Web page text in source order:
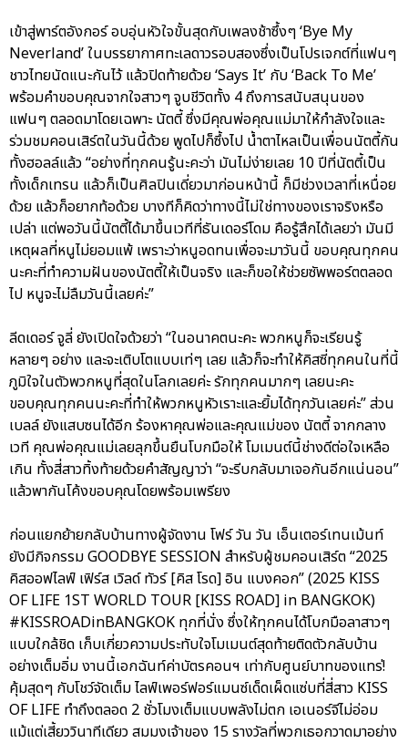
เข้าสู่พาร์ตอังกอร์ อบอุ่นหัวใจขั้นสุดกับเพลงช้าซึ้งๆ ‘Bye My
Neverland’ ในบรรยากาศทะเลดาวรอบสองซึ่งเป็นโปรเจกต์ที่แฟนๆ
ชาวไทยนัดแนะกันไว้ แล้วปิดท้ายด้วย ‘Says It’ กับ ‘Back To Me’
พร้อมคำขอบคุณจากใจสาวๆ จูบชีวิตทั้ง 4 ถึงการสนับสนุนของ
แฟนๆ ตลอดมาโดยเฉพาะ นัตตี้ ซึ่งมีคุณพ่อคุณแม่มาให้กำลังใจและ
ร่วมชมคอนเสิร์ตในวันนี้ด้วย พูดไปก็ซึ้งไป น้ำตาไหลเป็นเพื่อนนัตตี้กัน
ทั้งฮอลล์แล้ว “อย่างที่ทุกคนรู้นะคะว่า มันไม่ง่ายเลย 10 ปีที่นัตตี้เป็น
ทั้งเด็กเทรน แล้วก็เป็นศิลปินเดี่ยวมาก่อนหน้านี้ ก็มีช่วงเวลาที่เหนื่อย
ด้วย แล้วก็อยากท้อด้วย บางทีก็คิดว่าทางนี้ไม่ใช่ทางของเราจริงหรือ
เปล่า แต่พอวันนี้นัตตี้ได้มาขึ้นเวทีที่ธันเดอร์โดม คือรู้สึกได้เลยว่า มันมี
เหตุผลที่หนูไม่ยอมแพ้ เพราะว่าหนูอดทนเพื่อจะมาวันนี้ ขอบคุณทุกคน
นะคะที่ทำความฝันของนัตตี้ให้เป็นจริง และก็ขอให้ช่วยซัพพอร์ตตลอด
ไป หนูจะไม่ลืมวันนี้เลยค่ะ”
ลีดเดอร์ จูลี่ ยังเปิดใจด้วยว่า “ในอนาคตนะคะ พวกหนูก็จะเรียนรู้
หลายๆ อย่าง และจะเติบโตแบบเท่ๆ เลย แล้วก็จะทำให้คิสซี่ทุกคนในที่นี้
ภูมิใจในตัวพวกหนูที่สุดในโลกเลยค่ะ รักทุกคนมากๆ เลยนะคะ
ขอบคุณทุกคนนะคะที่ทำให้พวกหนูหัวเราะและยิ้มได้ทุกวันเลยค่ะ” ส่วน
เบลล์ ยังแสบซนได้อีก ร้องหาคุณพ่อและคุณแม่ของ นัตตี้ จากกลาง
เวที คุณพ่อคุณแม่เลยลุกขึ้นยืนโบกมือให้ โมเมนต์นี้ช่างดีต่อใจเหลือ
เกิน ทั้งสี่สาวทิ้งท้ายด้วยคำสัญญาว่า “จะรีบกลับมาเจอกันอีกแน่นอน”
แล้วพากันโค้งขอบคุณโดยพร้อมเพรียง
ก่อนแยกย้ายกลับบ้านทางผู้จัดงาน โฟร์ วัน วัน เอ็นเตอร์เทนเม้นท์
ยังมีกิจกรรม GOODBYE SESSION สำหรับผู้ชมคอนเสิร์ต “2025
คิสออฟไลฟ์ เฟิร์ส เวิลด์ ทัวร์ [คิส โรด] อิน แบงคอก” (2025 KISS
OF LIFE 1ST WORLD TOUR [KISS ROAD] in BANGKOK)
#KISSROADinBANGKOK ทุกที่นั่ง ซึ่งให้ทุกคนได้โบกมือลาสาวๆ
แบบใกล้ชิด เก็บเกี่ยวความประทับใจโมเมนต์สุดท้ายติดตัวกลับบ้าน
อย่างเต็มอิ่ม งานนี้เอกฉันท์ค่าบัตรคอนฯ เท่ากับศูนย์บาทของแทร่!
คุ้มสุดๆ กับโชว์จัดเต็ม ไลฟ์เพอร์ฟอร์แมนซ์เด็ดเผ็ดแซ่บที่สี่สาว KISS
OF LIFE ทำถึงตลอด 2 ชั่วโมงเต็มแบบพลังไม่ตก เอเนอร์จีไม่อ่อม
แม้แต่เสี้ยววินาทีเดียว สมมงเจ้าของ 15 รางวัลที่พวกเธอกวาดมาอย่าง